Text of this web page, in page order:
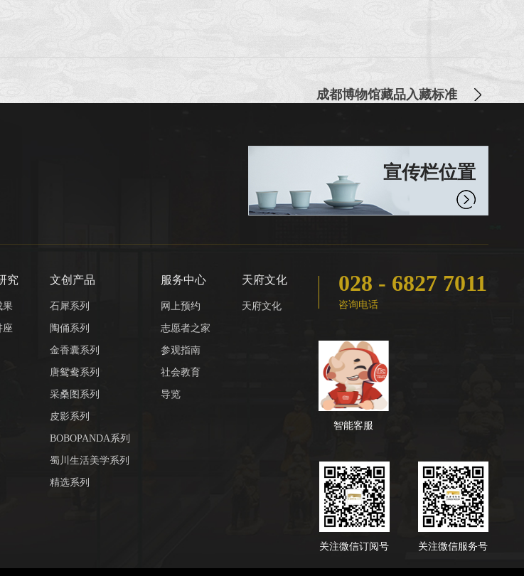
成都博物馆藏品入藏标准
宣传栏位置
究
果
座
文创产品
石犀系列
陶俑系列
金香囊系列
唐鸳鸯系列
采桑图系列
皮影系列
BOBOPANDA系列
蜀川生活美学系列
精选系列
服务中心
网上预约
志愿者之家
参观指南
社会教育
导览
天府文化
天府文化
028 - 6827 7011
咨询电话
智能客服
关注微信服务号
关注微信订阅号